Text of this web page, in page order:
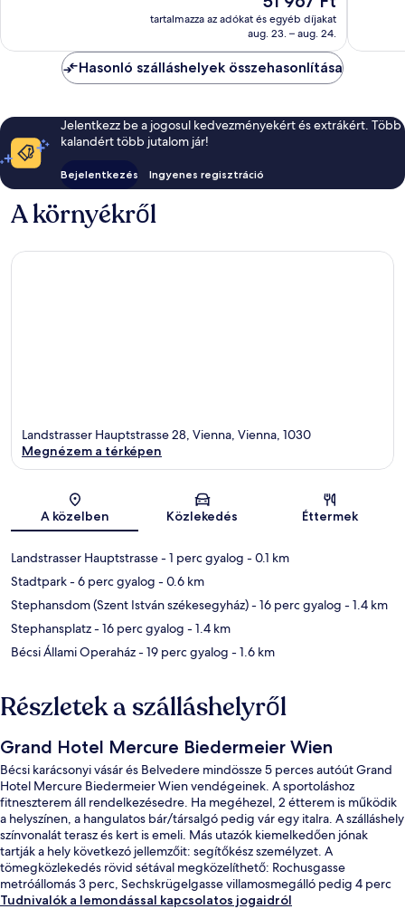
ár
51 967 Ft
tartalmazza az adókat és egyéb díjakat
aug. 23. – aug. 24.
Hasonló szálláshelyek összehasonlítása
Jelentkezz be a jogosul kedvezményekért és extrákért. Több
kalandért több jutalom jár!
Bejelentkezés Ingyenes regisztráció
A környékről
Térkép
Landstrasser Hauptstrasse 28, Vienna, Vienna, 1030
Megnézem a térképen
A közelben Közlekedés Éttermek
Landstrasser Hauptstrasse- 1 perc gyalog - 0.1 km
Stadtpark- 6 perc gyalog - 0.6 km
Stephansdom (Szent István székesegyház)- 16 perc gyalog - 1.4 km
Stephansplatz- 16 perc gyalog - 1.4 km
Bécsi Állami Operaház- 19 perc gyalog - 1.6 km
Részletek a szálláshelyről
Grand Hotel Mercure Biedermeier Wien
Bécsi karácsonyi vásár és Belvedere mindössze 5 perces autóút Grand
Hotel Mercure Biedermeier Wien vendégeinek. A sportoláshoz
fitneszterem áll rendelkezésedre. Ha megéhezel, 2 étterem is működik
a helyszínen, a hangulatos bár/társalgó pedig vár egy italra. A szálláshely
színvonalát terasz és kert is emeli. Más utazók kiemelkedően jónak
tartják a hely következó jellemzőit: segítőkész személyzet. A
tömegközlekedés rövid sétával megközelíthető: Rochusgasse
metróállomás 3 perc, Sechskrügelgasse villamosmegálló pedig 4 perc
séta.
Tudnivalók a lemondással kapcsolatos jogaidról